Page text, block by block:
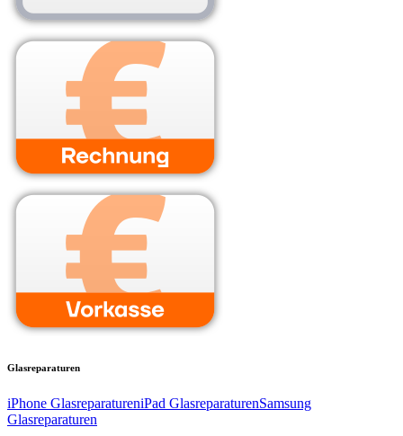
Glasreparaturen
iPhone GlasreparatureniPad GlasreparaturenSamsung
Glasreparaturen